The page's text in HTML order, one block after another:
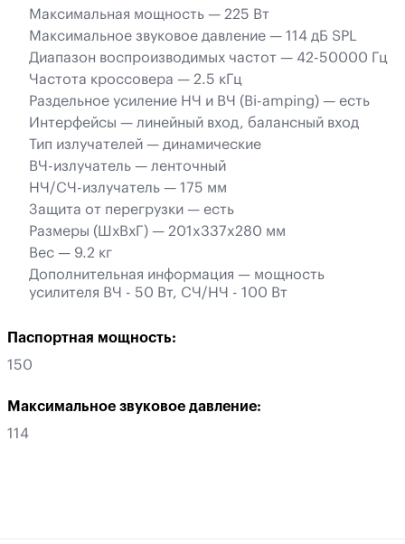
Максимальная мощность — 225 Вт
Максимальное звуковое давление — 114 дБ SPL
Диапазон воспроизводимых частот — 42-50000 Гц
Частота кроссовера — 2.5 кГц
Раздельное усиление НЧ и ВЧ (Bi-amping) — есть
Интерфейсы — линейный вход, балансный вход
Тип излучателей — динамические
ВЧ-излучатель — ленточный
НЧ/СЧ-излучатель — 175 мм
Защита от перегрузки — есть
Размеры (ШхВхГ) — 201x337x280 мм
Вес — 9.2 кг
Дополнительная информация — мощность
усилителя ВЧ - 50 Вт, СЧ/НЧ - 100 Вт
Паспортная мощность:
150
Максимальное звуковое давление:
114